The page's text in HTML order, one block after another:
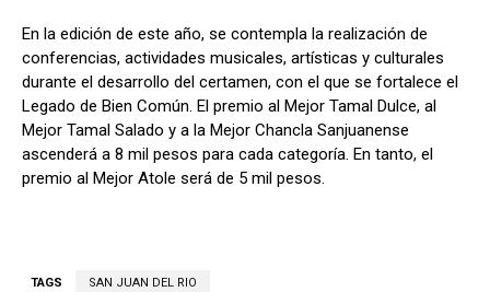
En la edición de este año, se contempla la realización de
conferencias, actividades musicales, artísticas y culturales
durante el desarrollo del certamen, con el que se fortalece el
Legado de Bien Común. El premio al Mejor Tamal Dulce, al
Mejor Tamal Salado y a la Mejor Chancla Sanjuanense
ascenderá a 8 mil pesos para cada categoría. En tanto, el
premio al Mejor Atole será de 5 mil pesos.
TAGS SAN JUAN DEL RIO